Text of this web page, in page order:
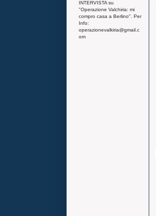
INTERVISTA su
"Operazione Valchiria: mi
compro casa a Berlino". Per
Info:
operazionevalkiria@gmail.c
om